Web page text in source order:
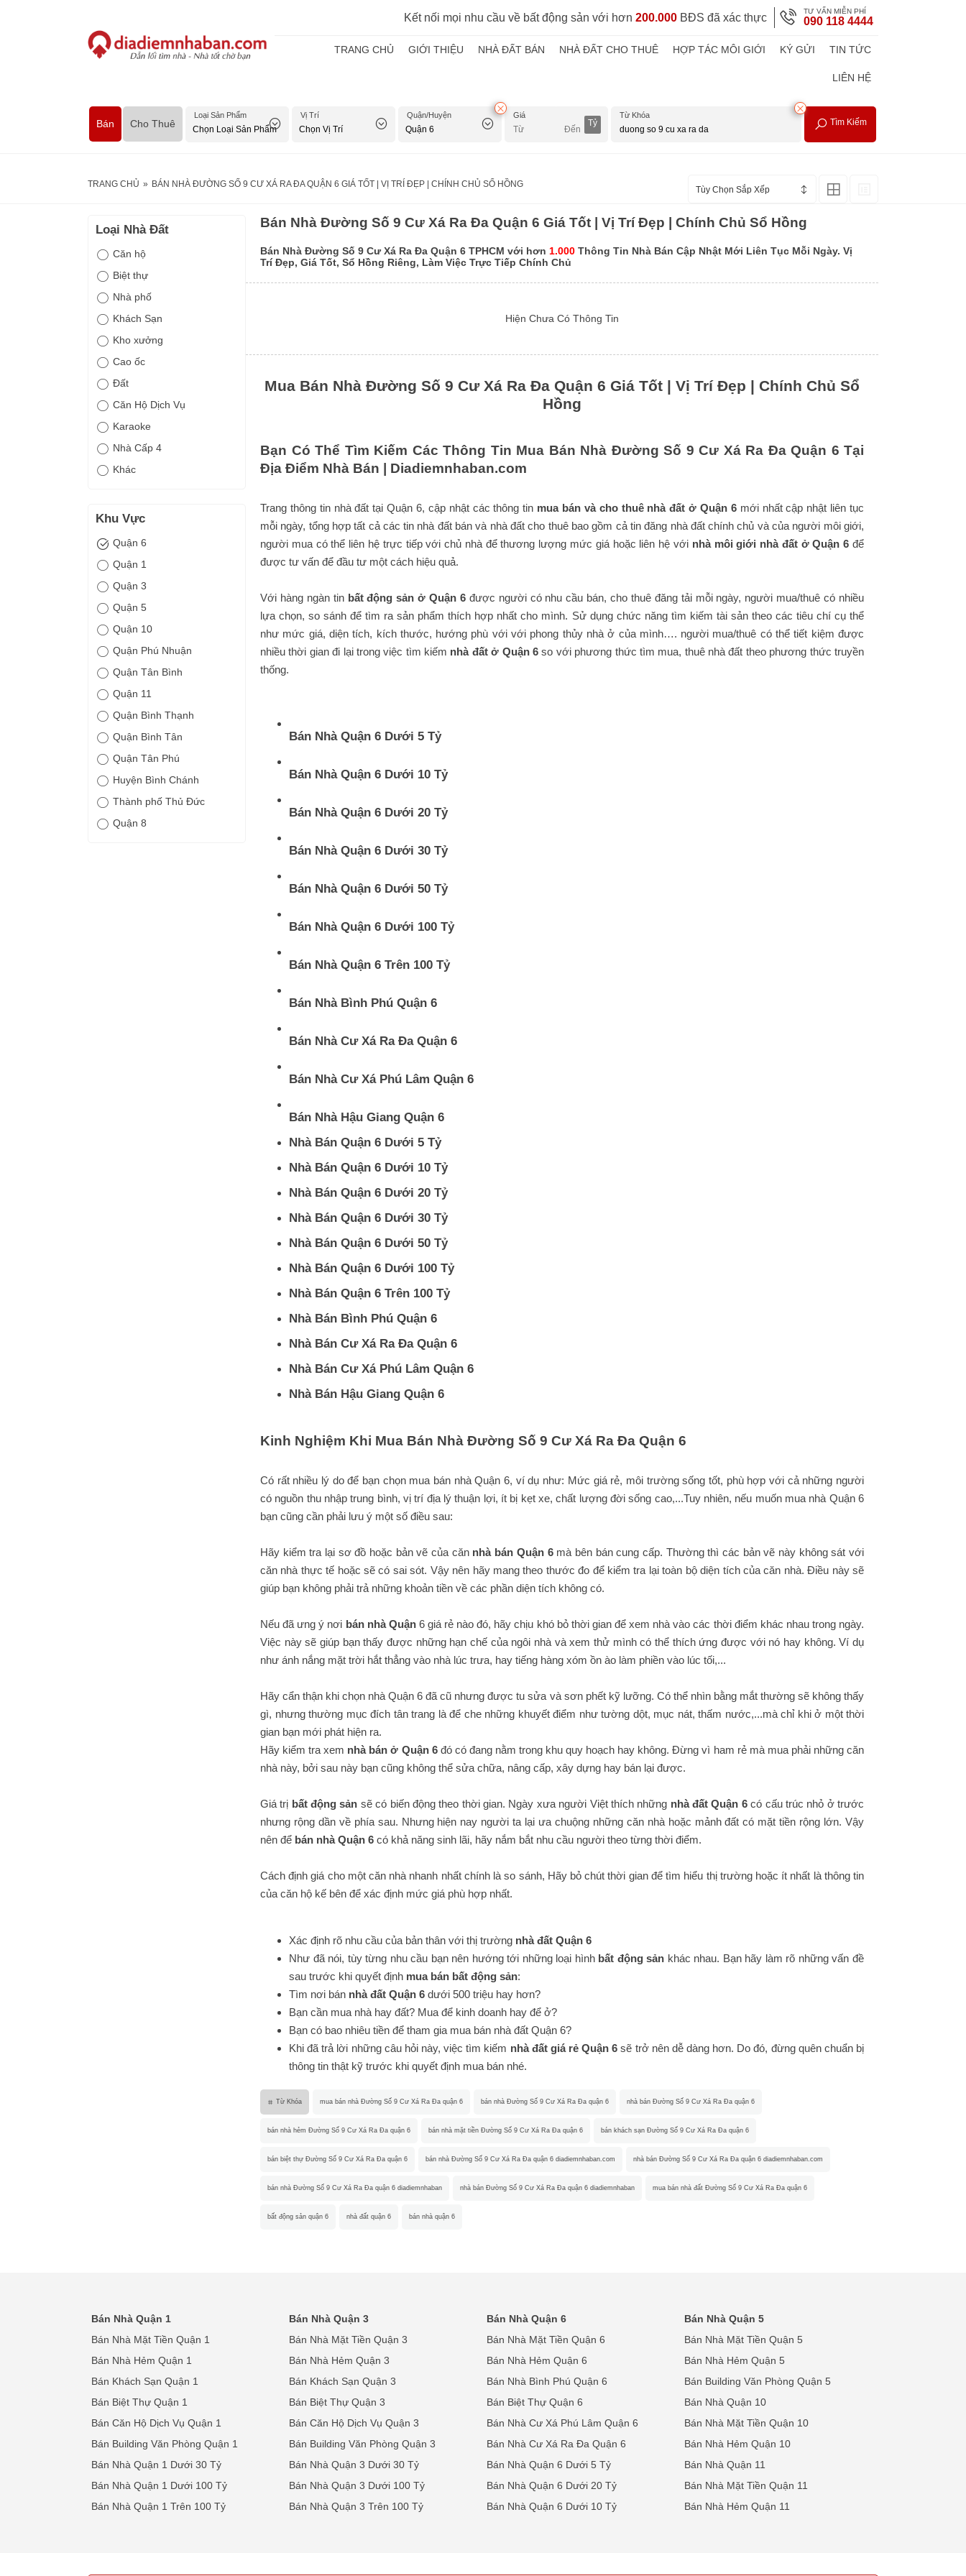
Kết nối mọi nhu cầu về bất động sản với hơn 200.000 BĐS đã xác thực TƯ VẤN MIỄN PHÍ
090 118 4444
TRANG CHỦ GIỚI THIỆU NHÀ ĐẤT BÁN NHÀ ĐẤT CHO THUÊ HỢP TÁC MÔI GIỚI KÝ GỬI TIN TỨC
LIÊN HỆ
Bán Cho Thuê
Loại Sản Phẩm Vị Trí Quận/Huyện Giá
Tỷ
Từ Khóa
Tìm Kiếm
TRANG CHỦ » BÁN NHÀ ĐƯỜNG SỐ 9 CƯ XÁ RA ĐA QUẬN 6 GIÁ TỐT | VỊ TRÍ ĐẸP | CHÍNH CHỦ SỔ HỒNG
Tùy Chọn Sắp Xếp
Loại Nhà Đất
Căn hộ
Biệt thự
Nhà phố
Khách Sạn
Kho xưởng
Cao ốc
Đất
Căn Hộ Dịch Vụ
Karaoke
Nhà Cấp 4
Khác
Khu Vực
Quận 6
Quận 1
Quận 3
Quận 5
Quận 10
Quận Phú Nhuận
Quận Tân Bình
Quận 11
Quận Bình Thạnh
Quận Bình Tân
Quận Tân Phú
Huyện Bình Chánh
Thành phố Thủ Đức
Quận 8
Bán Nhà Đường Số 9 Cư Xá Ra Đa Quận 6 Giá Tốt | Vị Trí Đẹp | Chính Chủ Sổ Hồng
Bán Nhà Đường Số 9 Cư Xá Ra Đa Quận 6 TPHCM với hơn 1.000 Thông Tin Nhà Bán Cập Nhật Mới Liên Tục Mỗi Ngày. Vị
Trí Đẹp, Giá Tốt, Sổ Hồng Riêng, Làm Việc Trực Tiếp Chính Chủ
Hiện Chưa Có Thông Tin
Mua Bán Nhà Đường Số 9 Cư Xá Ra Đa Quận 6 Giá Tốt | Vị Trí Đẹp | Chính Chủ Sổ
Hồng
Bạn Có Thể Tìm Kiếm Các Thông Tin Mua Bán Nhà Đường Số 9 Cư Xá Ra Đa Quận 6 Tại
Địa Điểm Nhà Bán | Diadiemnhaban.com
Trang thông tin nhà đất tại Quận 6, cập nhật các thông tin mua bán và cho thuê nhà đất ở Quận 6mới nhất cập nhật liên tục
mỗi ngày, tổng hợp tất cả các tin nhà đất bán và nhà đất cho thuê bao gồm cả tin đăng nhà đất chính chủ và của người môi giới,
người mua có thể liên hệ trực tiếp với chủ nhà để thương lượng mức giá hoặc liên hệ với nhà môi giới nhà đất ở Quận 6 để
được tư vấn để đầu tư một cách hiệu quả.
Với hàng ngàn tin bất động sản ở Quận 6được người có nhu cầu bán, cho thuê đăng tải mỗi ngày, người mua/thuê có nhiều
lựa chọn, so sánh để tìm ra sản phẩm thích hợp nhất cho mình. Sử dụng chức năng tìm kiếm tài sản theo các tiêu chí cụ thể
như mức giá, diện tích, kích thước, hướng phù với với phong thủy nhà ở của mình…. người mua/thuê có thể tiết kiệm được
nhiều thời gian đi lại trong việc tìm kiếm nhà đất ở Quận 6 so với phương thức tìm mua, thuê nhà đất theo phương thức truyền
thống.
Bán Nhà Quận 6 Dưới 5 Tỷ
Bán Nhà Quận 6 Dưới 10 Tỷ
Bán Nhà Quận 6 Dưới 20 Tỷ
Bán Nhà Quận 6 Dưới 30 Tỷ
Bán Nhà Quận 6 Dưới 50 Tỷ
Bán Nhà Quận 6 Dưới 100 Tỷ
Bán Nhà Quận 6 Trên 100 Tỷ
Bán Nhà Bình Phú Quận 6
Bán Nhà Cư Xá Ra Đa Quận 6
Bán Nhà Cư Xá Phú Lâm Quận 6
Bán Nhà Hậu Giang Quận 6
Nhà Bán Quận 6 Dưới 5 Tỷ
Nhà Bán Quận 6 Dưới 10 Tỷ
Nhà Bán Quận 6 Dưới 20 Tỷ
Nhà Bán Quận 6 Dưới 30 Tỷ
Nhà Bán Quận 6 Dưới 50 Tỷ
Nhà Bán Quận 6 Dưới 100 Tỷ
Nhà Bán Quận 6 Trên 100 Tỷ
Nhà Bán Bình Phú Quận 6
Nhà Bán Cư Xá Ra Đa Quận 6
Nhà Bán Cư Xá Phú Lâm Quận 6
Nhà Bán Hậu Giang Quận 6
Kinh Nghiệm Khi Mua Bán Nhà Đường Số 9 Cư Xá Ra Đa Quận 6
Có rất nhiều lý do để bạn chọn mua bán nhà Quận 6, ví dụ như: Mức giá rẻ, môi trường sống tốt, phù hợp với cả những người
có nguồn thu nhập trung bình, vị trí địa lý thuận lợi, ít bị kẹt xe, chất lượng đời sống cao,...Tuy nhiên, nếu muốn mua nhà Quận 6
bạn cũng cần phải lưu ý một số điều sau:
Hãy kiểm tra lại sơ đồ hoặc bản vẽ của căn nhà bán Quận 6mà bên bán cung cấp. Thường thì các bản vẽ này không sát với
căn nhà thực tế hoặc sẽ có sai sót. Vậy nên hãy mang theo thước đo để kiểm tra lại toàn bộ diện tích của căn nhà. Điều này sẽ
giúp bạn không phải trả những khoản tiền về các phần diện tích không có.
Nếu đã ưng ý nơi bán nhà Quận6 giá rẻ nào đó, hãy chịu khó bỏ thời gian để xem nhà vào các thời điểm khác nhau trong ngày.
Việc này sẽ giúp bạn thấy được những hạn chế của ngôi nhà và xem thử mình có thể thích ứng được với nó hay không. Ví dụ
như ánh nắng mặt trời hắt thẳng vào nhà lúc trưa, hay tiếng hàng xóm ồn ào làm phiền vào lúc tối,...
Hãy cẩn thận khi chọn nhà Quận 6 đã cũ nhưng được tu sửa và sơn phết kỹ lưỡng. Có thể nhìn bằng mắt thường sẽ không thấy
gì, nhưng thường mục đích tân trang là để che những khuyết điểm như tường dột, mục nát, thấm nước,...mà chỉ khi ở một thời
gian bạn mới phát hiện ra.
Hãy kiểm tra xem nhà bán ở Quận 6đó có đang nằm trong khu quy hoạch hay không. Đừng vì ham rẻ mà mua phải những căn
nhà này, bởi sau này bạn cũng không thể sửa chữa, nâng cấp, xây dựng hay bán lại được.
Giá trị bất động sản sẽ có biến động theo thời gian. Ngày xưa người Việt thích những nhà đất Quận 6có cấu trúc nhỏ ở trước
nhưng rộng dần về phía sau. Nhưng hiện nay người ta lại ưa chuộng những căn nhà hoặc mảnh đất có mặt tiền rộng lớn. Vậy
nên để bán nhà Quận 6 có khả năng sinh lãi, hãy nắm bắt nhu cầu người theo từng thời điểm.
Cách định giá cho một căn nhà nhanh nhất chính là so sánh, Hãy bỏ chút thời gian để tìm hiểu thị trường hoặc ít nhất là thông tin
của căn hộ kế bên để xác định mức giá phù hợp nhất.
Xác định rõ nhu cầu của bản thân với thị trường nhà đất Quận 6
Như đã nói, tùy từng nhu cầu bạn nên hướng tới những loại hình bất động sản khác nhau. Bạn hãy làm rõ những vấn đề
sau trước khi quyết định mua bán bất động sản:
Tìm nơi bán nhà đất Quận 6 dưới 500 triệu hay hơn?
Bạn cần mua nhà hay đất? Mua để kinh doanh hay để ở?
Bạn có bao nhiêu tiền để tham gia mua bán nhà đất Quận 6?
Khi đã trả lời những câu hỏi này, việc tìm kiếm nhà đất giá rẻ Quận 6 sẽ trở nên dễ dàng hơn. Do đó, đừng quên chuẩn bị
thông tin thật kỹ trước khi quyết định mua bán nhé.
Từ Khóa mua bán nhà Đường Số 9 Cư Xá Ra Đa quận 6 bán nhà Đường Số 9 Cư Xá Ra Đa quận 6 nhà bán Đường Số 9 Cư Xá Ra Đa quận 6
bán nhà hẻm Đường Số 9 Cư Xá Ra Đa quận 6 bán nhà mặt tiền Đường Số 9 Cư Xá Ra Đa quận 6 bán khách sạn Đường Số 9 Cư Xá Ra Đa quận 6
bán biệt thự Đường Số 9 Cư Xá Ra Đa quận 6 bán nhà Đường Số 9 Cư Xá Ra Đa quận 6 diadiemnhaban.com nhà bán Đường Số 9 Cư Xá Ra Đa quận 6 diadiemnhaban.com
bán nhà Đường Số 9 Cư Xá Ra Đa quận 6 diadiemnhaban nhà bán Đường Số 9 Cư Xá Ra Đa quận 6 diadiemnhaban mua bán nhà đất Đường Số 9 Cư Xá Ra Đa quận 6
bất động sản quận 6 nhà đất quận 6 bán nhà quận 6
Bán Nhà Quận 1 Bán Nhà Quận 3 Bán Nhà Quận 6
Bán Nhà Quận 5
Bán Nhà Mặt Tiền Quận 1
Bán Nhà Mặt Tiền Quận 3 Bán Nhà Mặt Tiền Quận 6
Bán Nhà Mặt Tiền Quận 5
Bán Nhà Hẻm Quận 1
Bán Nhà Hẻm Quận 3 Bán Nhà Hẻm Quận 6
Bán Nhà Hẻm Quận 5
Bán Khách Sạn Quận 1
Bán Khách Sạn Quận 3 Bán Nhà Bình Phú Quận 6
Bán Building Văn Phòng Quận 5
Bán Biệt Thự Quận 1
Bán Biệt Thự Quận 3 Bán Biệt Thự Quận 6
Bán Nhà Quận 10
Bán Căn Hộ Dịch Vụ Quận 1
Bán Căn Hộ Dịch Vụ Quận 3 Bán Nhà Cư Xá Phú Lâm Quận 6
Bán Nhà Mặt Tiền Quận 10
Bán Building Văn Phòng Quận 1
Bán Building Văn Phòng Quận 3 Bán Nhà Cư Xá Ra Đa Quận 6
Bán Nhà Hẻm Quận 10
Bán Nhà Quận 1 Dưới 30 Tỷ
Bán Nhà Quận 3 Dưới 30 Tỷ Bán Nhà Quận 6 Dưới 5 Tỷ
Bán Nhà Quận 11
Bán Nhà Quận 1 Dưới 100 Tỷ
Bán Nhà Quận 3 Dưới 100 Tỷ Bán Nhà Quận 6 Dưới 20 Tỷ
Bán Nhà Mặt Tiền Quận 11
Bán Nhà Quận 1 Trên 100 Tỷ
Bán Nhà Quận 3 Trên 100 Tỷ Bán Nhà Quận 6 Dưới 10 Tỷ Bán Nhà Hẻm Quận 11